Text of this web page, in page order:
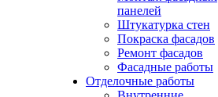
панелей
Штукатурка стен
Покраска фасадов
Ремонт фасадов
Фасадные работы
Отделочные работы